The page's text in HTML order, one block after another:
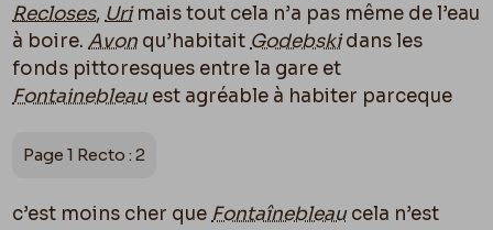
Recloses, Urimais tout cela n’a pas même de l’eau
à boire.Avon qu’habitait Godebskidans les
fonds pittoresques entre la gare et
Fontainebleauest agréable à habiter parceque
Page 1 Recto : 2
c’est moins cher que Fontaînebleaucela n’est